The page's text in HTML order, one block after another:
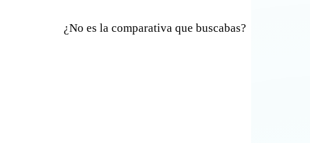
¿No es la comparativa que buscabas?